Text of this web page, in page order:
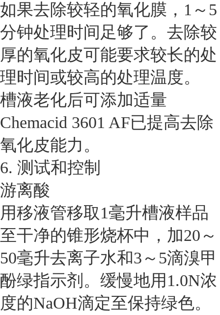
如果去除较轻的氧化膜，1～5
分钟处理时间足够了。去除较
厚的氧化皮可能要求较长的处
理时间或较高的处理温度。
槽液老化后可添加适量
Chemacid 3601 AF已提高去除
氧化皮能力。
6. 测试和控制
游离酸
用移液管移取1毫升槽液样品
至干净的锥形烧杯中，加20～
50毫升去离子水和3～5滴溴甲
酚绿指示剂。缓慢地用1.0N浓
度的NaOH滴定至保持绿色。